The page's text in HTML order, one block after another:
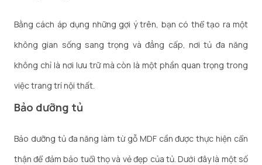
Bằng cách áp dụng những gợi ý trên, bạn có thể tạo ra một
không gian sống sang trọng và đẳng cấp, nơi tủ đa năng
không chỉ là nơi lưu trữ mà còn là một phần quan trọng trong
việc trang trí nội thất.
Bảo dưỡng tủ
Bảo dưỡng tủ đa năng làm từ gỗ MDF cần được thực hiện cẩn
thận để đảm bảo tuổi thọ và vẻ đẹp của tủ. Dưới đây là một số